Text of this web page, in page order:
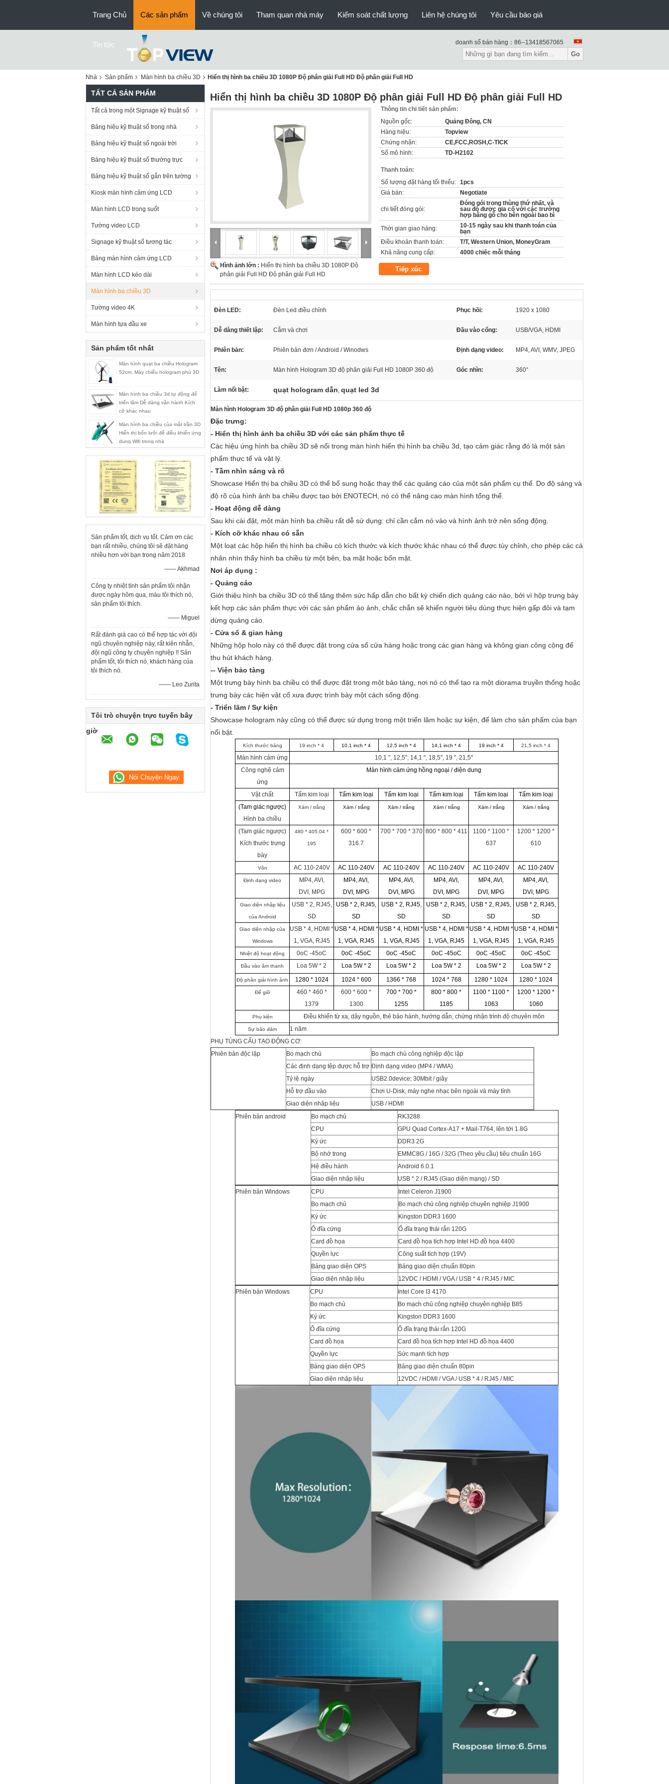
Trang Chủ Các sản phẩm Về chúng tôi Tham quan nhà máy Kiểm soát chất lượng Liên hệ chúng tôi Yêu cầu báo giá
Tin tức doanh số bán hàng： 86--13418567065
Go
Nhà Sản phẩm Màn hình ba chiều 3D Hiển thị hình ba chiều 3D 1080P Độ phân giải Full HD Độ phân giải Full HD
TẤT CẢ SẢN PHẨM
Tất cả trong một Signage kỹ thuật số
Bảng hiệu kỹ thuật số trong nhà
Bảng hiệu kỹ thuật số ngoài trời
Bảng hiệu kỹ thuật số thường trực
Bảng hiệu kỹ thuật số gắn trên tường
Kiosk màn hình cảm ứng LCD
Màn hình LCD trong suốt
Tường video LCD
Signage kỹ thuật số tương tác
Bảng màn hình cảm ứng LCD
Màn hình LCD kéo dài
Màn hình ba chiều 3D
Tường video 4K
Màn hình tựa đầu xe
Sản phẩm tốt nhất
Màn hình quạt ba chiều Hologram
52cm, Máy chiếu hologram phủ 3D
Màn hình ba chiều 3d tự động để
triển lãm Dễ dàng vận hành Kích
cỡ khác nhau
Màn hình ba chiều của mắt trần 3D
Hiển thị bốn lưỡi để điều khiển ứng
dụng Wifi trong nhà
Sản phẩm tốt, dịch vụ tốt. Cảm ơn các
bạn rất nhiều, chúng tôi sẽ đặt hàng
nhiều hơn với bạn trong năm 2018
—— Akhmad
Công ty nhiệt tình sản phẩm tôi nhận
được ngày hôm qua, màu tôi thích nó,
sản phẩm tôi thích.
—— Miguel
Rất đánh giá cao có thể hợp tác với đội
ngũ chuyên nghiệp này, rất kiên nhẫn,
đội ngũ công ty chuyên nghiệp !! Sản
phẩm tốt, tôi thích nó, khách hàng của
tôi thích nó.
—— Leo Zurita
Tôi trò chuyện trực tuyến bây
giờ
Hiển thị hình ba chiều 3D 1080P Độ phân giải Full HD Độ phân giải Full HD
Hình ảnh lớn : Hiển thị hình ba chiều 3D 1080P Độ
phân giải Full HD Độ phân giải Full HD
Thông tin chi tiết sản phẩm:
Nguồn gốc:
Quảng Đông, CN
Hàng hiệu:
Topview
Chứng nhận:
CE,FCC,ROSH,C-TICK
Số mô hình:
TD-H2102
Thanh toán:
Số lượng đặt hàng tối thiểu: 1pcs
Giá bán:
Negotiate
chi tiết đóng gói:
Đóng gói trong thùng thứ nhất, và
sau đó được gia cố với các trường
hợp bằng gỗ cho bên ngoài bao bì
Thời gian giao hàng:
10-15 ngày sau khi thanh toán của
bạn
Điều khoản thanh toán:
T/T, Western Union, MoneyGram
Khả năng cung cấp:
4000 chiếc mỗi tháng
Tiếp xúc
Đèn LED: Đèn Led điều chỉnh Phục hồi: 1920 x 1080
Dễ dàng thiết lập: Cắm và chơi Đầu vào cổng: USB/VGA, HDMI
Phiên bản: Phiên bản đơn / Android / Winodws Định dạng video: MP4, AVI, WMV, JPEG
Tên: Màn hình Hologram 3D độ phân giải Full HD 1080P 360 độ Góc nhìn: 360°
Làm nổi bật: quạt hologram dẫn, quạt led 3d
Màn hình Hologram 3D độ phân giải Full HD 1080p 360 độ
Đặc trưng:
- Hiển thị hình ảnh ba chiều 3D với các sản phẩm thực tế
Các hiệu ứng hình ba chiều 3D sẽ nổi trong màn hình hiển thị hình ba chiều 3d, tạo cảm giác rằng đó là một sản
phẩm thực tế và vật lý.
- Tầm nhìn sáng và rõ
Showcase Hiển thị ba chiều 3D có thể bổ sung hoặc thay thế các quảng cáo của một sản phẩm cụ thể. Do độ sáng và
độ rõ của hình ảnh ba chiều được tạo bởi ENOTECH, nó có thể nâng cao màn hình tổng thể.
- Hoạt động dễ dàng
Sau khi cài đặt, một màn hình ba chiều rất dễ sử dụng: chỉ cần cắm nó vào và hình ảnh trở nên sống động.
- Kích cỡ khác nhau có sẵn
Một loạt các hộp hiển thị hình ba chiều có kích thước và kích thước khác nhau có thể được tùy chỉnh, cho phép các cá
nhân nhìn thấy hình ba chiều từ một bên, ba mặt hoặc bốn mặt.
Nơi áp dụng :
- Quảng cáo
Giới thiệu hình ba chiều 3D có thể tăng thêm sức hấp dẫn cho bất kỳ chiến dịch quảng cáo nào, bởi vì hộp trưng bày
kết hợp các sản phẩm thực với các sản phẩm ảo ảnh, chắc chắn sẽ khiến người tiêu dùng thực hiện gấp đôi và tạm
dừng quảng cáo.
- Cửa sổ & gian hàng
Những hộp holo này có thể được đặt trong cửa sổ cửa hàng hoặc trong các gian hàng và không gian công cộng để
thu hút khách hàng.
-- Viện bảo tàng
Một trưng bày hình ba chiều có thể được đặt trong một bảo tàng, nơi nó có thể tạo ra một diorama truyền thống hoặc
trưng bày các hiện vật cổ xưa được trình bày một cách sống động.
- Triển lãm / Sự kiện
Showcase hologram này cũng có thể được sử dụng trong một triển lãm hoặc sự kiện, để làm cho sản phẩm của bạn
nổi bật.
Kích thước bảng 19 inch * 4 10,1 inch * 4 12,5 inch * 4 14,1 inch * 4 19 inch * 4 21,5 inch * 4
Màn hình cảm ứng
10,1 ", 12,5", 14,1 ", 18,5", 19 ", 21,5"
Công nghệ cảm
ứng
Màn hình cảm ứng hồng ngoại / điện dung
Vật chất Tấm kim loại Tấm kim loại Tấm kim loại Tấm kim loại Tấm kim loại
Tấm kim loại
(Tam giác ngược)
Hình ba chiều
Xám / trắng Xám / trắng Xám / trắng Xám / trắng Xám / trắng Xám / trắng
(Tam giác ngược)
Kích thước trưng
bày
480 * 405,04 *
195
600 * 600 *
316.7
700 * 700 * 370 800 * 800 * 411
1100 * 1100 *
637
1200 * 1200 *
610
Vôn AC 110-240V AC 110-240V AC 110-240V AC 110-240V AC 110-240V AC 110-240V
Định dạng video
MP4, AVI,
DVI, MPG
MP4, AVI,
DVI, MPG
MP4, AVI,
DVI, MPG
MP4, AVI,
DVI, MPG
MP4, AVI,
DVI, MPG
MP4, AVI,
DVI, MPG
Giao diện nhập liệu
của Android
USB * 2, RJ45,
SD
USB * 2, RJ45,
SD
USB * 2, RJ45,
SD
USB * 2, RJ45,
SD
USB * 2, RJ45,
SD
USB * 2, RJ45,
SD
Giao diện nhập của
Windows
USB * 4, HDMI *
1, VGA, RJ45
USB * 4, HDMI *
1, VGA, RJ45
USB * 4, HDMI *
1, VGA, RJ45
USB * 4, HDMI *
1, VGA, RJ45
USB * 4, HDMI *
1, VGA, RJ45
USB * 4, HDMI *
1, VGA, RJ45
Nhiệt độ hoạt động 0oC -45oC 0oC -45oC 0oC -45oC 0oC -45oC 0oC -45oC 0oC -45oC
Đầu vào âm thanh Loa 5W * 2 Loa 5W * 2 Loa 5W * 2 Loa 5W * 2 Loa 5W * 2 Loa 5W * 2
Độ phân giải hình ảnh 1280 * 1024 1024 * 600 1366 * 768 1024 * 768 1280 * 1024 1280 * 1024
Đế giữ
460 * 460 *
1379
600 * 600 *
1300
700 * 700 *
1255
800 * 800 *
1185
1100 * 1100 *
1063
1200 * 1200 *
1060
Phụ kiện Điều khiển từ xa, dây nguồn, thẻ bảo hành, hướng dẫn, chứng nhận trình độ chuyên môn
Sự bảo đảm
1 năm
PHỤ TÙNG CẤU TẠO ĐỘNG CƠ:
Phiên bản độc lập
Bo mạch chủ
Bo mạch chủ công nghiệp độc lập
Các định dạng tệp được hỗ trợ Định dạng video (MP4 / WMA)
Tỷ lệ ngày
USB2.0device; 30Mbit / giây
Hỗ trợ đầu vào
Chơi U-Disk, máy nghe nhạc bên ngoài và máy tính
Giao diện nhập liệu
USB / HDMI
Phiên bản android
Bo mạch chủ
RK3288
CPU
GPU Quad Cortex-A17 + Mail-T764, lên tới 1.8G
Ký ức
DDR3 2G
Bộ nhớ trong
EMMC8G / 16G / 32G (Theo yêu cầu) tiêu chuẩn 16G
Hệ điều hành
Android 6.0.1
Giao diện nhập liệu
USB * 2 / RJ45 (Giao diện mạng) / SD
Phiên bản Windows
CPU
Intel Celeron J1900
Bo mạch chủ
Bo mạch chủ công nghiệp chuyên nghiệp J1900
Ký ức
Kingston DDR3 1600
Ổ đĩa cứng
Ổ đĩa trạng thái rắn 120G
Card đồ họa
Card đồ họa tích hợp Intel HD đồ họa 4400
Quyền lực
Công suất tích hợp (19V)
Bảng giao diện OPS
Bảng giao diện chuẩn 80pin
Giao diện nhập liệu
12VDC / HDMI / VGA / USB * 4 / RJ45 / MIC
Phiên bản Windows
CPU
Intel Core I3 4170
Bo mạch chủ
Bo mạch chủ công nghiệp chuyên nghiệp B85
Ký ức
Kingston DDR3 1600
Ổ đĩa cứng
Ổ đĩa trạng thái rắn 120G
Card đồ họa
Card đồ họa tích hợp Intel HD đồ họa 4400
Quyền lực
Sức mạnh tích hợp
Bảng giao diện OPS
Bảng giao diện chuẩn 80pin
Giao diện nhập liệu
12VDC / HDMI / VGA / USB * 4 / RJ45 / MIC